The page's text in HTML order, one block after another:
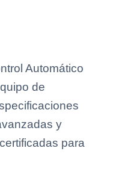
Automático
de
y
para